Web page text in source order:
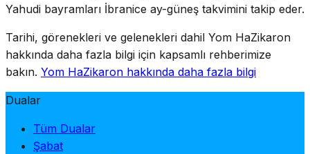
anılır.
Yahudi bayramları İbranice ay-güneş takvimini takip eder.
Tarihi, görenekleri ve gelenekleri dahil Yom HaZikaron
hakkında daha fazla bilgi için kapsamlı rehberimize
bakın. Yom HaZikaron hakkında daha fazla bilgi
Dualar
Tüm Dualar
Şabat